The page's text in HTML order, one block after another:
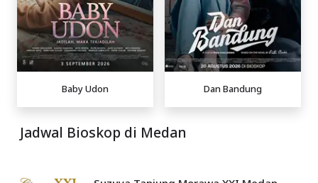
Baby Udon Dan Bandung
Jadwal Bioskop di Medan